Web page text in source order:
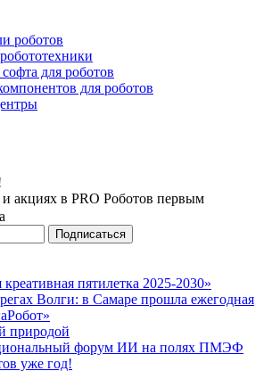
роботов
для роботов
для роботов
и акциях в PRO Роботов первым
пятилетка 2025-2030»
Волги: в Самаре прошла ежегодная
природой
форум ИИ на полях ПМЭФ
уже год!